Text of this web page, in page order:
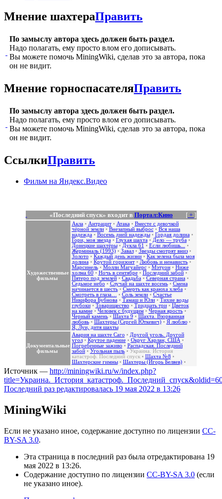
Мнение шахтераПравить
По замыслу автора здесь должен быть раздел.
Надо полагать, ему просто влом его дописывать.
Вы можете помочь MiningWiki, сделав это за автора, пока
он не видит.
Мнение горноспасателяПравить
По замыслу автора здесь должен быть раздел.
Надо полагать, ему просто влом его дописывать.
Вы можете помочь MiningWiki, сделав это за автора, пока
он не видит.
СсылкиПравить
Фильм на Яндекс.Видео
[+ ]
«Последний спуск» входит в Портал:Кино
Художественные
фильмы
Акла• Антрацит• Атака• Вместе с девочкой
чёрной земли• Внезапный выброс• Вся наша
надежда• Восемь дней надежды• Гордая долина•
Гори, моя звезда• Глухая шахта• Дело — труба•
Донецкие шахтёры• Дукла 61 • Если любишь...
•
Жерминаль (1993)• Завал• Звезды смотрят вниз•
Золото • Каждый день жизни• Как зелена была моя
долина• Крутой горизонт• Любовь и ненависть•
Марсинель• Молли Магуайерс• Мэтуон• Ниже
холма 60 • Ночь в сентябре• Последний забой•
Пятеро под землей• Свадьба• Северная страна•
Седьмое небо • Случай на шахте восемь• Смена
начинается в шесть• Смерть как краюха хлеба•
Смотреть в глаза…
• Соль земли• Счастье
Никифора Бубнова• Тамаш и Юли• Тихие воды
глубоки• Товарищество • Тридцать три• Цветок
на камне• Человек с будущим• Черная ярость•
Черный камень• Шахта 9 • Шахта. Взорванная
любовь• Шахтеры (Сергей Юткевич)• Я люблю•
Я, Луи, дитя шахты
Документальные
фильмы
Авария на шахте Саго • Другой уголь. Другой
угол• Крутое падение• Округ Харлан, США •
Погребенные заживо • Распадская. Последний
забой• Угольная пыль• Украина. История
катастроф. Последний спуск• Шахта №8 •
Шахтерские гимны• Шахтеры (Игорь Беляев)•
Источник — http://miningwiki.ru/w/index.php?
Последний раз редактировалась 19 мая 2022 в 13:26
MiningWiki
Если не указано иное, содержание доступно по лицензии CC-
BY-SA 3.0.
Эта страница в последний раз была отредактирована 19
мая 2022 в 13:26.
Содержание доступно по лицензии CC-BY-SA 3.0 (если
не указано иное).